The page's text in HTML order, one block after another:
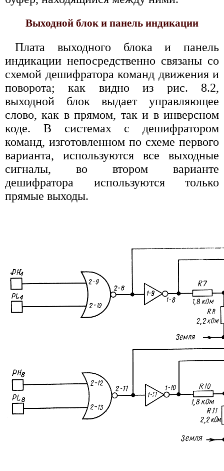
Выходной блок и панель индикации
Плата выходного блока и панель
индикации непосредственно связаны со
схемой дешифратора команд движения и
поворота; как видно из рис. 8.2,
выходной блок выдает управляющее
слово, как в прямом, так и в инверсном
коде. В системах с дешифратором
команд, изготовленном по схеме первого
варианта, используются все выходные
сигналы, во втором варианте
дешифратора используются только
прямые выходы.